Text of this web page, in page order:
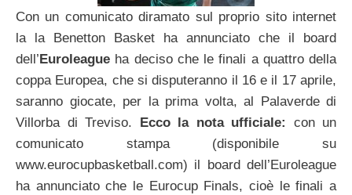
Con un comunicato diramato sul proprio sito internet
la la Benetton Basket ha annunciato che il board
dell’ Euroleague ha deciso che le finali a quattro della
coppa Europea, che si disputeranno il 16 e il 17 aprile,
saranno giocate, per la prima volta, al Palaverde di
Villorba di Treviso.
Ecco la nota ufficiale:
con un
comunicato stampa (disponibile su
www.eurocupbasketball.com) il board dell’Euroleague
ha annunciato che le Eurocup Finals, cioè le finali a